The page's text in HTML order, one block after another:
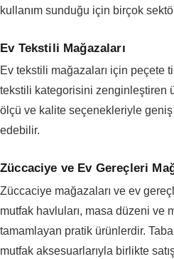
kullanım sunduğu için birçok
Ev Tekstili Mağazaları
Ev tekstili mağazaları için peçete
tekstili kategorisini zenginleştiren
ölçü ve kalite seçenekleriyle
edebilir.
Züccaciye ve Ev Gereçleri
Züccaciye mağazaları ve ev
mutfak havluları, masa düzeni ve
tamamlayan pratik ürünlerdir.
mutfak aksesuarlarıyla birlikte